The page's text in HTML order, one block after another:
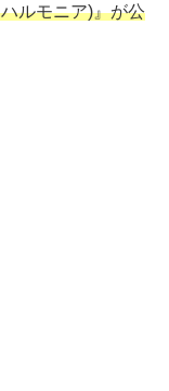
ルモニア)』が公